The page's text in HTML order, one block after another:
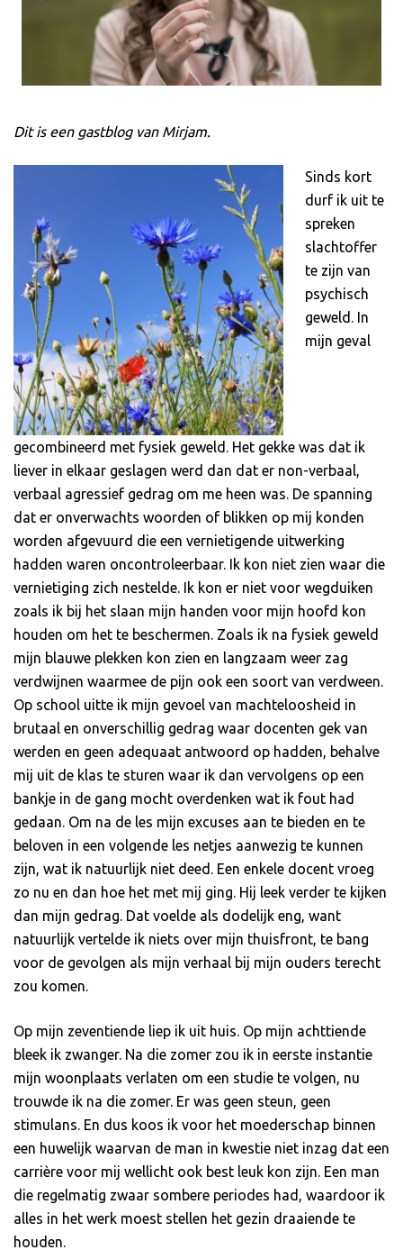
Dit is een gastblog van Mirjam.
Sinds kort
durf ik uit te
spreken
slachtoffer
te zijn van
psychisch
geweld. In
mijn geval
gecombineerd met fysiek geweld. Het gekke was dat ik
liever in elkaar geslagen werd dan dat er non-verbaal,
verbaal agressief gedrag om me heen was. De spanning
dat er onverwachts woorden of blikken op mij konden
worden afgevuurd die een vernietigende uitwerking
hadden waren oncontroleerbaar. Ik kon niet zien waar die
vernietiging zich nestelde. Ik kon er niet voor wegduiken
zoals ik bij het slaan mijn handen voor mijn hoofd kon
houden om het te beschermen. Zoals ik na fysiek geweld
mijn blauwe plekken kon zien en langzaam weer zag
verdwijnen waarmee de pijn ook een soort van verdween.
Op school uitte ik mijn gevoel van machteloosheid in
brutaal en onverschillig gedrag waar docenten gek van
werden en geen adequaat antwoord op hadden, behalve
mij uit de klas te sturen waar ik dan vervolgens op een
bankje in de gang mocht overdenken wat ik fout had
gedaan. Om na de les mijn excuses aan te bieden en te
beloven in een volgende les netjes aanwezig te kunnen
zijn, wat ik natuurlijk niet deed. Een enkele docent vroeg
zo nu en dan hoe het met mij ging. Hij leek verder te kijken
dan mijn gedrag. Dat voelde als dodelijk eng, want
natuurlijk vertelde ik niets over mijn thuisfront, te bang
voor de gevolgen als mijn verhaal bij mijn ouders terecht
zou komen.
Op mijn zeventiende liep ik uit huis. Op mijn achttiende
bleek ik zwanger. Na die zomer zou ik in eerste instantie
mijn woonplaats verlaten om een studie te volgen, nu
trouwde ik na die zomer. Er was geen steun, geen
stimulans. En dus koos ik voor het moederschap binnen
een huwelijk waarvan de man in kwestie niet inzag dat een
carrière voor mij wellicht ook best leuk kon zijn. Een man
die regelmatig zwaar sombere periodes had, waardoor ik
alles in het werk moest stellen het gezin draaiende te
houden.